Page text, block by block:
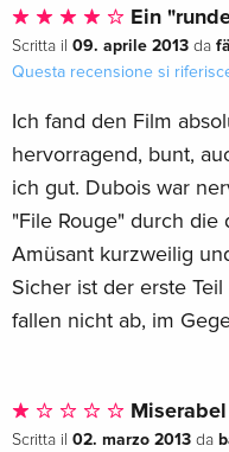
Ein
Scritta il 09. aprile 2013 da
Questa recensione si
Ich fand den Film
hervorragend, bunt,
ich gut. Dubois war
"File Rouge" durch die
Amüsant kurzweilig
Sicher ist der erste
fallen nicht ab, im
Miserabel
Scritta il 02. marzo 2013 da